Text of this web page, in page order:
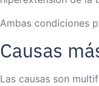
Ambas condiciones
Causas
Las causas son